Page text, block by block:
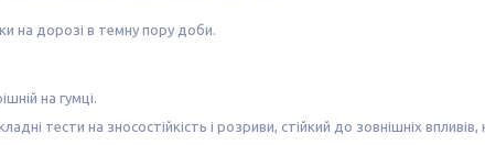
на дорозі в темну пору доби.
на гумці.
тести на зносостійкість і розриви, стійкий до зовнішніх впливів,